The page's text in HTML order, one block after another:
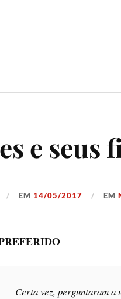
e seus
EM 14/05/2017 EM
Certa vez, perguntaram a